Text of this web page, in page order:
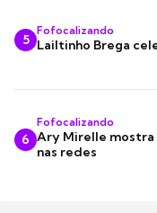
5
Fofocalizando
Lailtinho Brega
6
Fofocalizando
Ary Mirelle mostra
nas redes